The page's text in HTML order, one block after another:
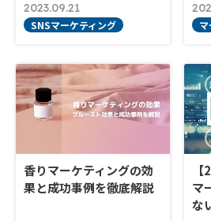
2023.09.21
SNSマーケティング
香りマーケティングの効
果と成功事例を徹底解説
マ
な